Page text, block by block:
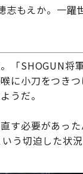
もえか。一躍
「SHOGUN将
に小刀をつき
うだ。
す必要があっ
う切迫した状